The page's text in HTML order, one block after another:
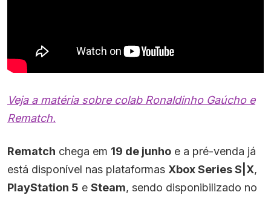
Veja a matéria sobre colab Ronaldinho Gaúcho e
Rematch.
Rematch chega em 19 de junho e a pré-venda já
está disponível nas plataformas Xbox Series S|X,
PlayStation 5 e Steam, sendo disponibilizado no